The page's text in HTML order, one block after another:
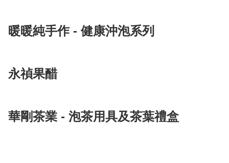
暖暖純手作 - 健康沖泡系列
永禎果醋
華剛茶業 - 泡茶用具及茶葉禮盒